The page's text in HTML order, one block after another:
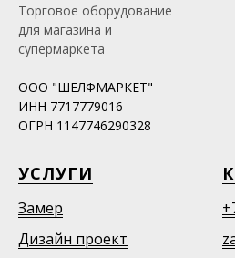
Торговое оборудование
для магазина и
супермаркета
ООО "ШЕЛФМАРКЕТ"
ИНН 7717779016
ОГРН 1147746290328
УСЛУГИ
Замер
Дизайн проект